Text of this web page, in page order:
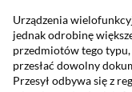
Urządzenia
jednak odrobinę
przedmiotów tego typu,
przesłać dowolny
Przesył odbywa się z